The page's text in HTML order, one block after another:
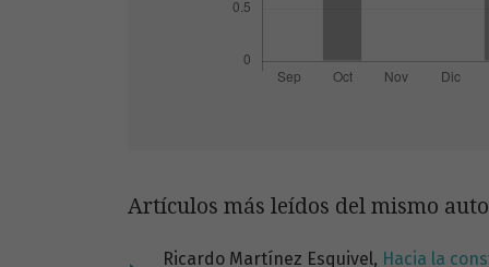
Artículos más leídos del mismo
Ricardo Martínez Esquivel, Hacia la